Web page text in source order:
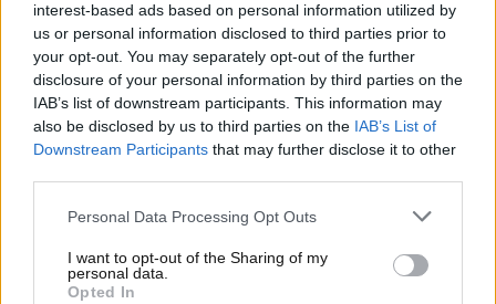
interest-based ads based on personal information utilized by
us or personal information disclosed to third parties prior to
your opt-out. You may separately opt-out of the further
disclosure of your personal information by third parties on the
IAB’s list of downstream participants. This information may
also be disclosed by us to third parties on the IAB’s List of
Downstream Participants that may further disclose it to other
Personal Data Processing Opt Outs
I want to opt-out of the Sharing of my
personal data.
Opted In
La KTM sarà sostituita da un
marchio prestigioso in
MotoGP? L’indiscrezione è
davvero clamorosa
Stando ad alcune indiscrezioni riportate dal sito
altamente interessato all’acquisto della KTM
BMW, quindi, starebbe pensando anche di sfruttare